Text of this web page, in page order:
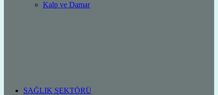
Kalp ve Damar
SAĞLIK SEKTÖRÜ